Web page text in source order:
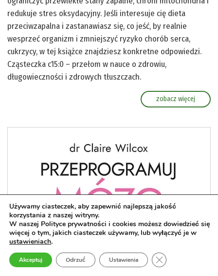
redukuje stres oksydacyjny. Jeśli interesuje cię dieta
przeciwzapalna i zastanawiasz się, co jeść, by realnie
wesprzeć organizm i zmniejszyć ryzyko chorób serca,
cukrzycy, w tej książce znajdziesz konkretne odpowiedzi.
Cząsteczka c15:0 – przełom w nauce o zdrowiu,
długowieczności i zdrowych tłuszczach.
zobacz więcej
Używamy ciasteczek, aby zapewnić najlepszą jakość
korzystania z naszej witryny.
W naszej Polityce prywatności i cookies możesz dowiedzieć się
więcej o tym, jakich ciasteczek używamy, lub wyłączyć je w
ustawieniach.
Akceptuj Odrzuć Ustawienia Zamknij panel